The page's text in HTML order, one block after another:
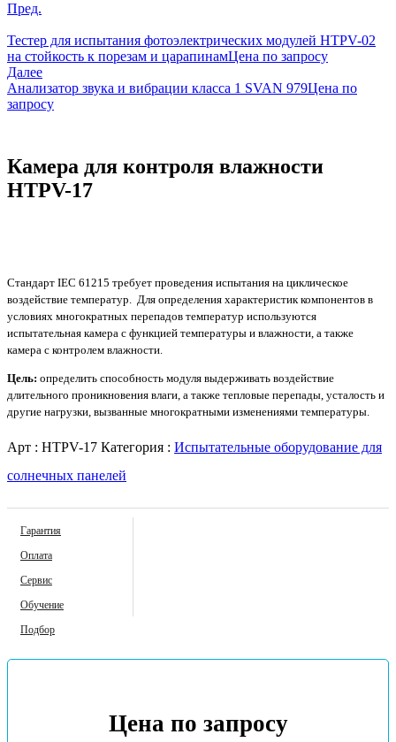
Пред.
Тестер для испытания фотоэлектрических модулей HTPV-02
на стойкость к порезам и царапинамЦена по запросу
Далее
Анализатор звука и вибрации класса 1 SVAN 979Цена по
запросу
Камера для контроля влажности
HTPV-17
Стандарт IEC 61215 требует проведения испытания на циклическое
воздействие температур. Для определения характеристик компонентов в
условиях многократных перепадов температур используются
испытательная камера с функцией температуры и влажности, а также
камера с контролем влажности.
Цель: определить способность модуля выдерживать воздействие
длительного проникновения влаги, а также тепловые перепады, усталость и
другие нагрузки, вызванные многократными изменениями температуры.
Арт : HTPV-17 Категория : Испытательные оборудование для
солнечных панелей
Гарантия
Оплата
Сервис
Обучение
Подбор
Цена по запросу